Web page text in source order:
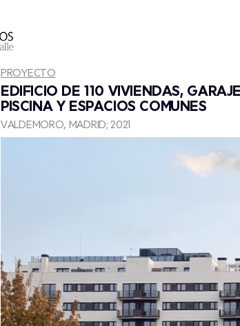
PROYECTO
EDIFICIO DE 110 VIVIENDAS,
PISCINA Y ESPACIOS COMUNES
VALDEMORO, MADRID; 2021